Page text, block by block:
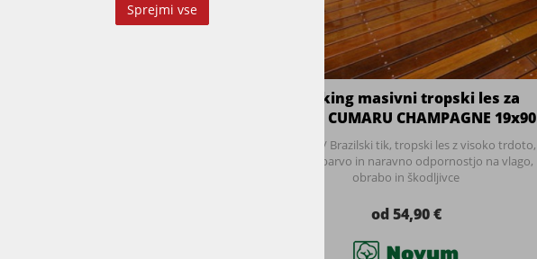
56 €
Decking masivni tropski les za
terase CUMARU CHAMPAGNE 19x90
Cumaru / Brazilski tik, tropski les z visoko trdoto,
bogato barvo in naravno odpornostjo na vlago,
obrabo in škodljivce
od 54,90 €
Sprejmi vse